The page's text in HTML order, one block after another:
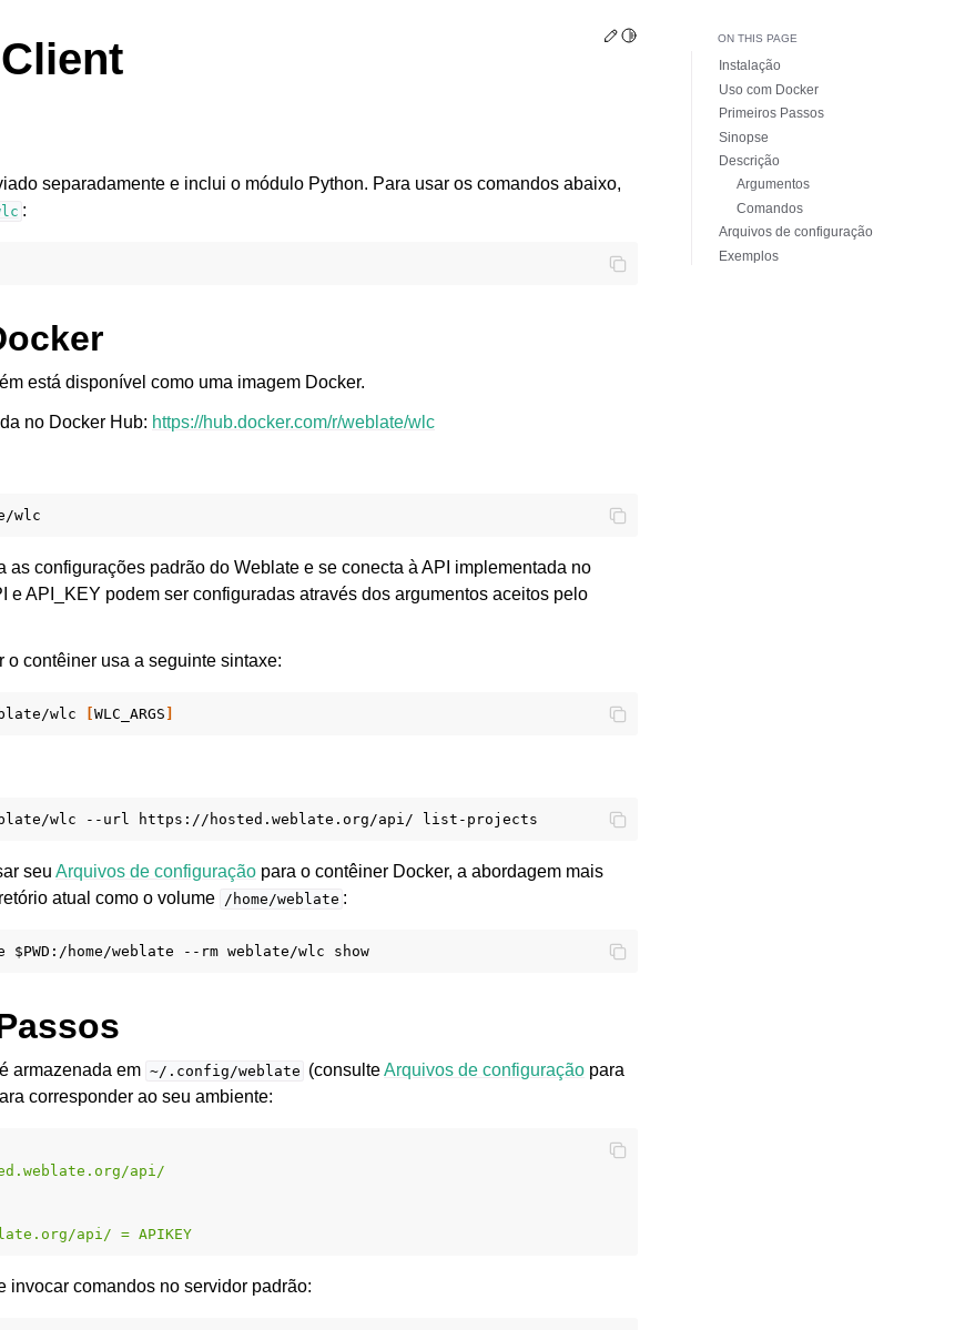
suportados
Edit this page
Toggle Light / Dark / Auto color theme
separadamente e inclui o módulo Python. Para usar os comandos abaixo,
:
está disponível como uma imagem Docker.
no Docker Hub: https://hub.docker.com/r/weblate/wlc
as configurações padrão do Weblate e se conecta à API implementada no
e API_KEY podem ser configuradas através dos argumentos aceitos pelo
o contêiner usa a seguinte sintaxe:
wlc WLC_ARGS
wlc --url https://hosted.weblate.org/api/
seu Arquivos de configuração para o contêiner Docker, a abordagem mais
atual como o volume
/home/weblate :
$PWD :/home/weblate --rm weblate/wlc
armazenada em ~/.config/weblate (consulteArquivos de configuração para
corresponder ao seu ambiente:
api/
api/ = APIKEY
invocar comandos no servidor padrão:
ON THIS PAGE
Instalação
Uso com Docker
Primeiros Passos
Sinopse
Descrição
Argumentos
Comandos
Arquivos de configuração
Exemplos